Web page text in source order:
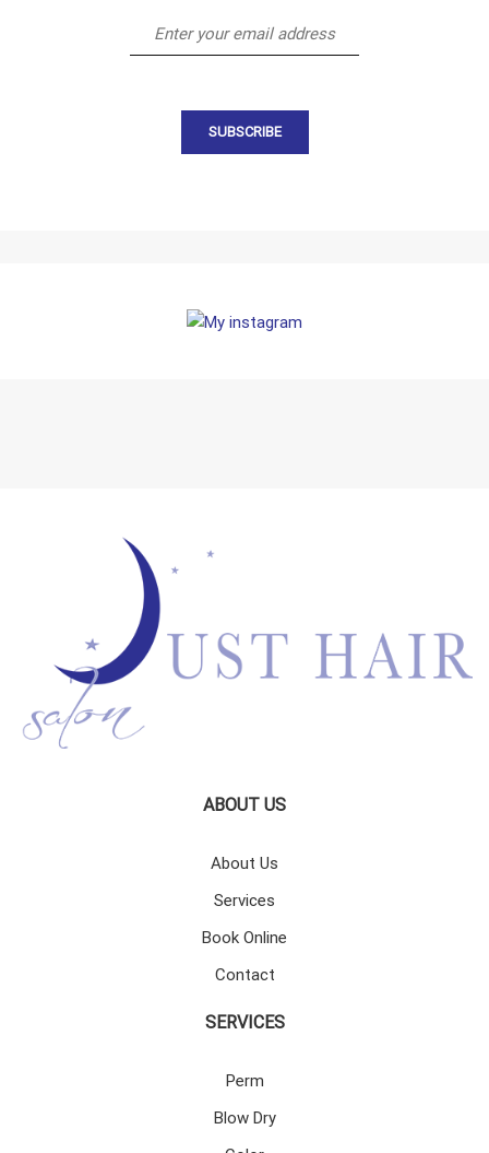
ABOUT US
About Us
Services
Book Online
Contact
SERVICES
Perm
Blow Dry